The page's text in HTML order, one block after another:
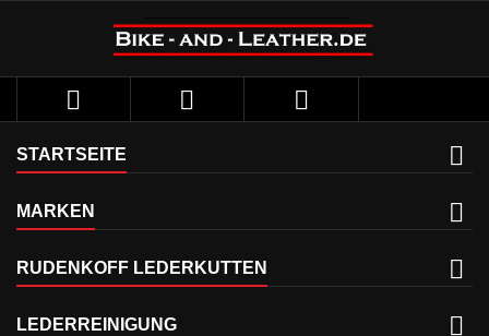
  
STARTSEITE
MARKEN
RUDENKOFF LEDERKUTTEN
LEDERREINIGUNG